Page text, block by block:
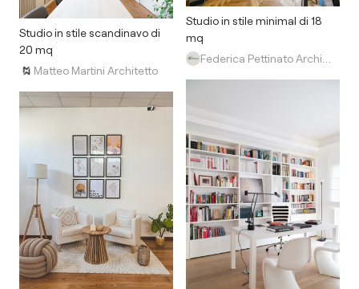
Studio in stile scandinavo di
20 mq
Matteo Martini Architetto
Studio in stile minimal di 18
mq